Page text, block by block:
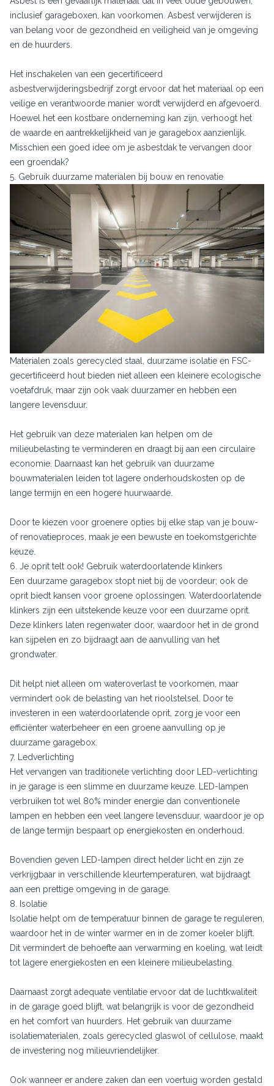
inclusief garageboxen, kan voorkomen. Asbest verwijderen is
van belang voor de gezondheid en veiligheid van je omgeving
en de huurders.
Het inschakelen van een gecertificeerd
asbestverwijderingsbedrijf zorgt ervoor dat het materiaal op een
veilige en verantwoorde manier wordt verwijderd en afgevoerd.
Hoewel het een kostbare onderneming kan zijn, verhoogt het
de waarde en aantrekkelijkheid van je garagebox aanzienlijk.
Misschien een goed idee om je asbestdak te vervangen door
een groendak?
5. Gebruik duurzame materialen bij bouw en renovatie
Materialen zoals gerecycled staal, duurzame isolatie en FSC-
gecertificeerd hout bieden niet alleen een kleinere ecologische
voetafdruk, maar zijn ook vaak duurzamer en hebben een
langere levensduur.
Het gebruik van deze materialen kan helpen om de
milieubelasting te verminderen en draagt bij aan een circulaire
economie. Daarnaast kan het gebruik van duurzame
bouwmaterialen leiden tot lagere onderhoudskosten op de
lange termijn en een hogere huurwaarde.
Door te kiezen voor groenere opties bij elke stap van je bouw-
of renovatieproces, maak je een bewuste en toekomstgerichte
keuze.
6. Je oprit telt ook! Gebruik waterdoorlatende klinkers
Een duurzame garagebox stopt niet bij de voordeur; ook de
oprit biedt kansen voor groene oplossingen. Waterdoorlatende
klinkers zijn een uitstekende keuze voor een duurzame oprit.
Deze klinkers laten regenwater door, waardoor het in de grond
kan sijpelen en zo bijdraagt aan de aanvulling van het
grondwater.
Dit helpt niet alleen om wateroverlast te voorkomen, maar
vermindert ook de belasting van het rioolstelsel. Door te
investeren in een waterdoorlatende oprit, zorg je voor een
efficiënter waterbeheer en een groene aanvulling op je
duurzame garagebox.
7. Ledverlichting
Het vervangen van traditionele verlichting door LED-verlichting
in je garage is een slimme en duurzame keuze. LED-lampen
verbruiken tot wel 80% minder energie dan conventionele
lampen en hebben een veel langere levensduur, waardoor je op
de lange termijn bespaart op energiekosten en onderhoud.
Bovendien geven LED-lampen direct helder licht en zijn ze
verkrijgbaar in verschillende kleurtemperaturen, wat bijdraagt
aan een prettige omgeving in de garage.
8. Isolatie
Isolatie helpt om de temperatuur binnen de garage te reguleren,
waardoor het in de winter warmer en in de zomer koeler blijft.
Dit vermindert de behoefte aan verwarming en koeling, wat leidt
tot lagere energiekosten en een kleinere milieubelasting.
Daarnaast zorgt adequate ventilatie ervoor dat de luchtkwaliteit
in de garage goed blijft, wat belangrijk is voor de gezondheid
en het comfort van huurders. Het gebruik van duurzame
isolatiematerialen, zoals gerecycled glaswol of cellulose, maakt
de investering nog milieuvriendelijker.
Ook wanneer er andere zaken dan een voertuig worden gestald